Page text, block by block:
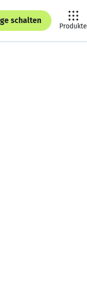
schalten
Produkte